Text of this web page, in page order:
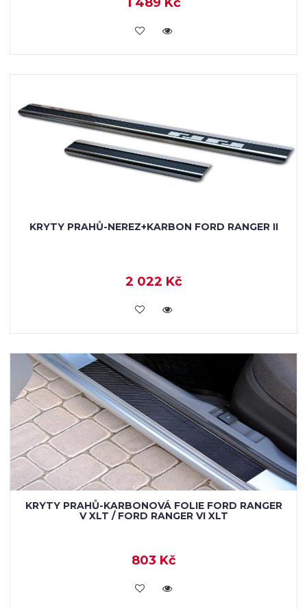
KOUPIT
KRYTY PRAHŮ-NEREZ+KARBON FORD RANGER II
2 022 Kč
KOUPIT
KRYTY PRAHŮ-KARBONOVÁ FOLIE FORD RANGER
V XLT / FORD RANGER VI XLT
803 Kč
KOUPIT